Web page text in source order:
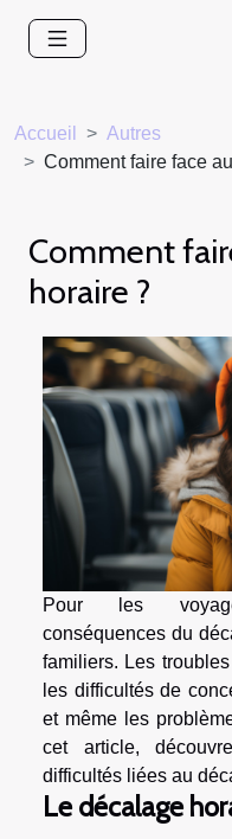
Accueil
Autres
Comment faire face
Comment
horaire ?
Pour les
conséquences du
familiers. Les
les difficultés de
et même les
cet article,
difficultés liées au
Le décalage